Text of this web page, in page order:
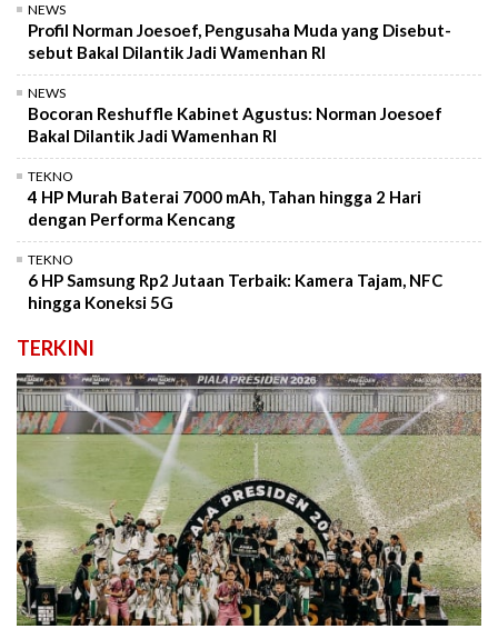
NEWS
Profil Norman Joesoef, Pengusaha Muda yang Disebut-
sebut Bakal Dilantik Jadi Wamenhan RI
NEWS
Bocoran Reshuffle Kabinet Agustus: Norman Joesoef
Bakal Dilantik Jadi Wamenhan RI
TEKNO
4 HP Murah Baterai 7000 mAh, Tahan hingga 2 Hari
dengan Performa Kencang
TEKNO
6 HP Samsung Rp2 Jutaan Terbaik: Kamera Tajam, NFC
hingga Koneksi 5G
TERKINI